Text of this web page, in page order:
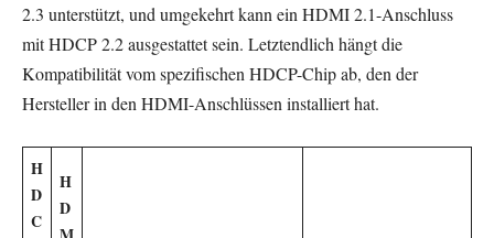
2.3 unterstützt, und umgekehrt kann ein HDMI 2.1-Anschluss
mit HDCP 2.2 ausgestattet sein. Letztendlich hängt die
Kompatibilität vom spezifischen HDCP-Chip ab, den der
Hersteller in den HDMI-Anschlüssen installiert hat.
H
D
C
H
D